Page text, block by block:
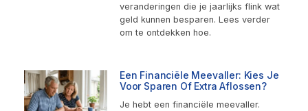
veranderingen die je jaarlijks flink wat
geld kunnen besparen. Lees verder
om te ontdekken hoe.
Een Financiële Meevaller: Kies Je
Voor Sparen Of Extra Aflossen?
Je hebt een financiële meevaller.